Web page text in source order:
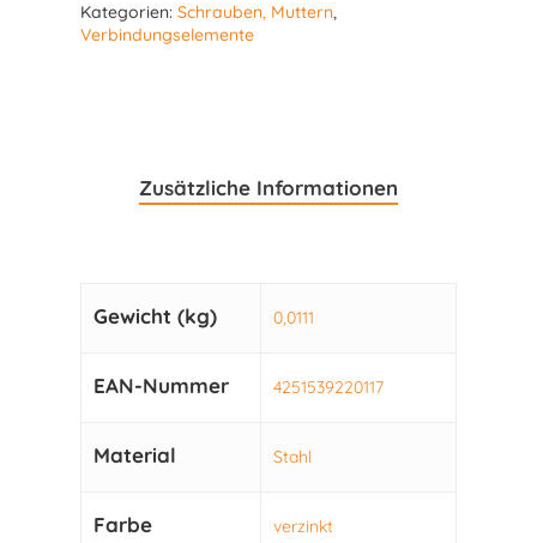
Kategorien: Schrauben, Muttern,
Verbindungselemente
Zusätzliche Informationen
Gewicht (kg) 0,0111
EAN-Nummer 4251539220117
Material Stahl
Farbe verzinkt